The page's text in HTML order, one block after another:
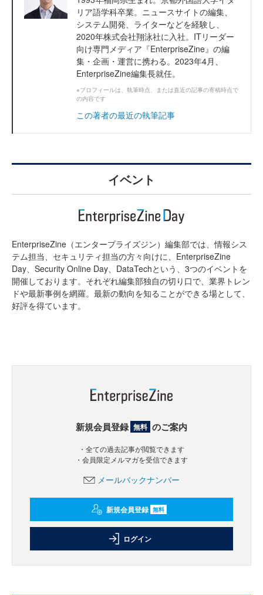
リア語学科卒業。ニュースサイトの編集、
システム開発、ライターなどを経験し、
2020年株式会社翔泳社に入社。ITリーダー
向け専門メディア『EnterpriseZine』の編
集・企画・運営に携わる。2023年4月、
EnterpriseZine編集長就任。
※プロフィールは、執筆時点、または直近の記事の寄稿時点で
の内容です
この著者の最近の執筆記事
イベント
EnterpriseZine（エンタープライズジン）編集部では、情報シス
テム担当、セキュリティ担当の方々向けに、EnterpriseZine
Day、Security Online Day、DataTechという、3つのイベントを
開催しております。それぞれ編集部独自の切り口で、業界トレン
ドや最新事例を網羅。最新の動向を知ることができる場として、
好評を得ています。
新規会員登録 無料 のご案内
・全ての過去記事が閲覧できます
・会員限定メルマガを受信できます
メールバックナンバー
新規会員登録 無料
ログイン